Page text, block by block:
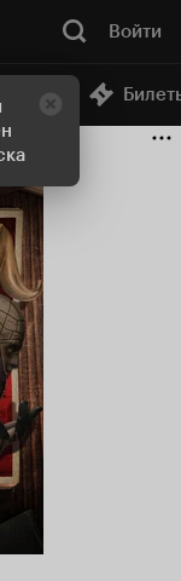
Войти